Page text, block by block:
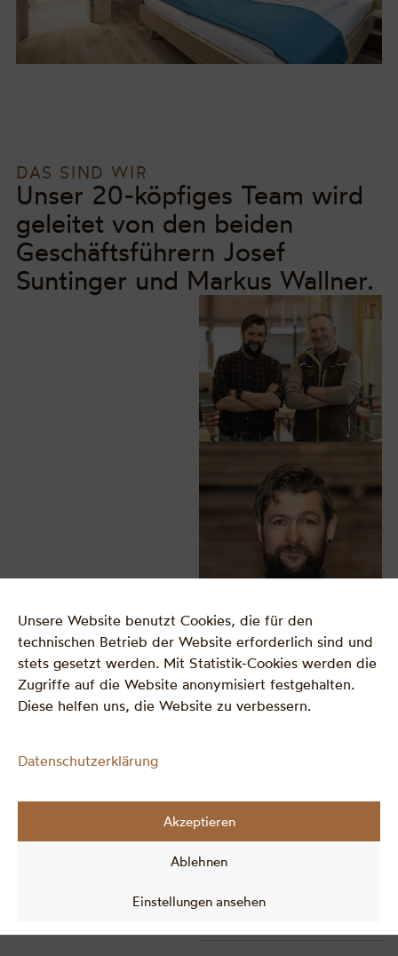
Unsere Website benutzt Cookies, die für den
technischen Betrieb der Website erforderlich sind und
stets gesetzt werden. Mit Statistik-Cookies werden die
Zugriffe auf die Website anonymisiert festgehalten.
Diese helfen uns, die Website zu verbessern.
Datenschutzerklärung
Akzeptieren
Ablehnen
Einstellungen ansehen
DAS SIND WIR
Unser 20-köpfiges Team wird
geleitet von den beiden
Geschäftsführern Josef
Suntinger und Markus Wallner.
GESCHÄFTSFÜHRER
Josef Suntinger jun.
suntinger@suntinger-
+43 (0) 660 / 529 88 93